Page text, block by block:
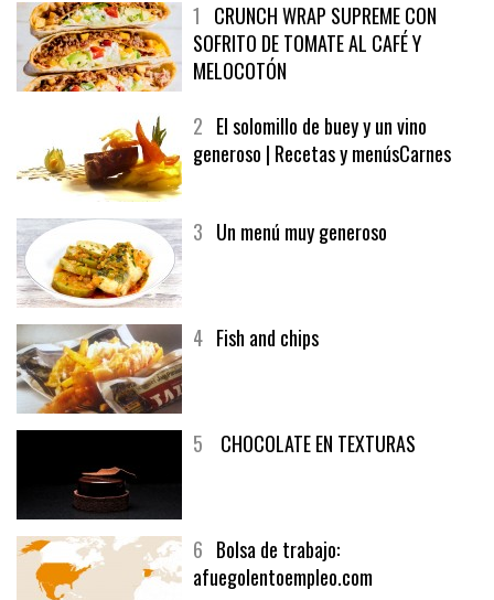
1 CRUNCH WRAP SUPREME CON
SOFRITO DE TOMATE AL CAFÉ Y
MELOCOTÓN
2 El solomillo de buey y un vino
generoso | Recetas y menúsCarnes
3 Un menú muy generoso
4 Fish and chips
5 CHOCOLATE EN TEXTURAS
6 Bolsa de trabajo:
afuegolentoempleo.com